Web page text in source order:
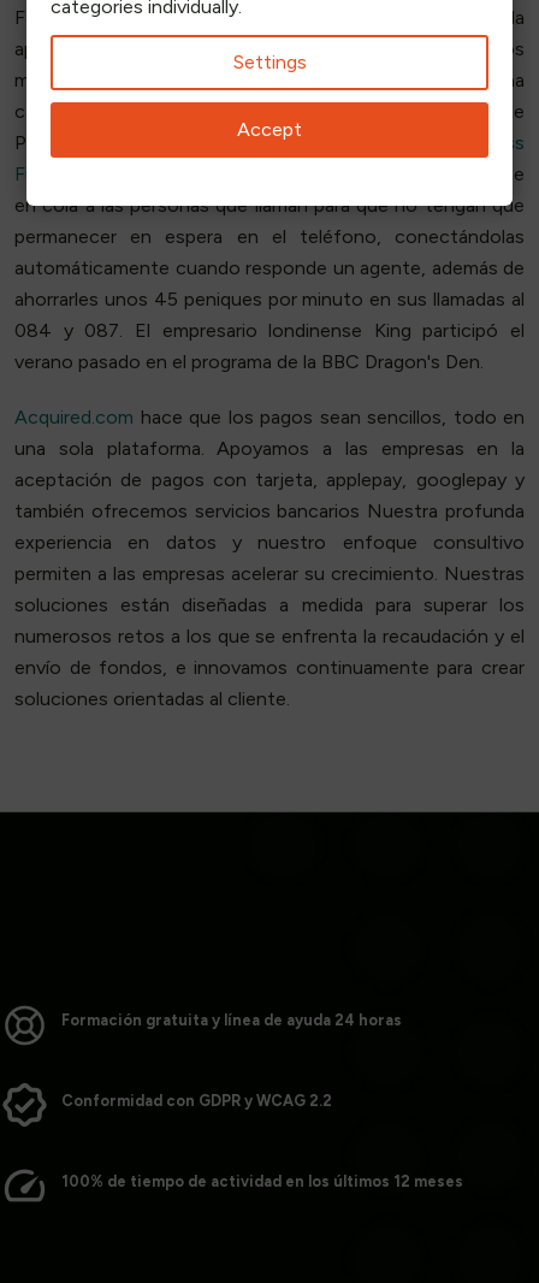
Fair.com. El grupo Orderly también incluye la galardonada
aplicación
del Sr. King, que ha tenido cerca de dos
millones de descargas en el Reino Unido y tiene una
calificación de 4,9 de 5 estrellas en Apple Store, Google
Play y TrustPilot. WeQ4U ganó el
premio Real Business
Future 50 People's Champion en 2012
. La aplicación pone
en cola a las personas que llaman para que no tengan que
permanecer en espera en el teléfono, conectándolas
automáticamente cuando responde un agente, además de
ahorrarles unos 45 peniques por minuto en sus llamadas al
084 y 087. El empresario londinense King participó el
verano pasado en el programa de la BBC Dragon's Den.
Acquired.com hace que los pagos sean sencillos, todo en
una sola plataforma. Apoyamos a las empresas en la
aceptación de pagos con tarjeta, applepay, googlepay y
también ofrecemos servicios bancarios Nuestra profunda
experiencia en datos y nuestro enfoque consultivo
permiten a las empresas acelerar su crecimiento. Nuestras
soluciones están diseñadas a medida para superar los
numerosos retos a los que se enfrenta la recaudación y el
envío de fondos, e innovamos continuamente para crear
soluciones orientadas al cliente.
Formación gratuita y línea de ayuda 24 horas
Conformidad con GDPR y WCAG 2.2
100% de tiempo de actividad en los últimos 12 meses
categories individually.
Settings
Accept